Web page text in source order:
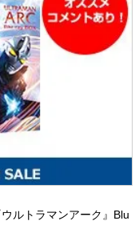
ルトラマンアーク』Blu